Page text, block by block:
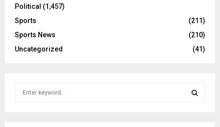
Political (1,457)
Sports
(211)
Sports News
(210)
Uncategorized
(41)